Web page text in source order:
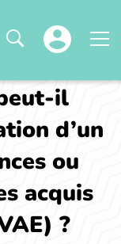
il
d’un
ou
acquis
?